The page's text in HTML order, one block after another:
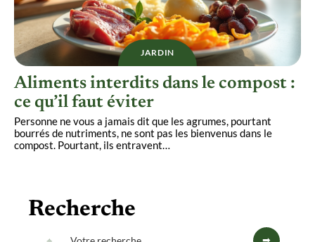
JARDIN
Aliments interdits dans le compost :
ce qu’il faut éviter
Personne ne vous a jamais dit que les agrumes, pourtant
bourrés de nutriments, ne sont pas les bienvenus dans le
compost. Pourtant, ils entravent…
Recherche